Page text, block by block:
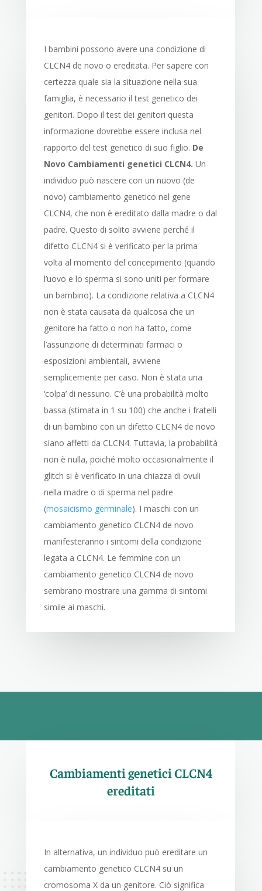
I bambini possono avere una condizione di
CLCN4 de novo o ereditata. Per sapere con
certezza quale sia la situazione nella sua
famiglia, è necessario il test genetico dei
genitori. Dopo il test dei genitori questa
informazione dovrebbe essere inclusa nel
rapporto del test genetico di suo figlio. De
Novo Cambiamenti genetici CLCN4. Un
individuo può nascere con un nuovo (de
novo) cambiamento genetico nel gene
CLCN4, che non è ereditato dalla madre o dal
padre. Questo di solito avviene perché il
difetto CLCN4 si è verificato per la prima
volta al momento del concepimento (quando
l’uovo e lo sperma si sono uniti per formare
un bambino). La condizione relativa a CLCN4
non è stata causata da qualcosa che un
genitore ha fatto o non ha fatto, come
l’assunzione di determinati farmaci o
esposizioni ambientali, avviene
semplicemente per caso. Non è stata una
‘colpa’ di nessuno. C’è una probabilità molto
bassa (stimata in 1 su 100) che anche i fratelli
di un bambino con un difetto CLCN4 de novo
siano affetti da CLCN4. Tuttavia, la probabilità
non è nulla, poiché molto occasionalmente il
glitch si è verificato in una chiazza di ovuli
nella madre o di sperma nel padre
(mosaicismo germinale). I maschi con un
cambiamento genetico CLCN4 de novo
manifesteranno i sintomi della condizione
legata a CLCN4. Le femmine con un
cambiamento genetico CLCN4 de novo
sembrano mostrare una gamma di sintomi
simile ai maschi.
Cambiamenti genetici CLCN4
ereditati
In alternativa, un individuo può ereditare un
cambiamento genetico CLCN4 su un
cromosoma X da un genitore. Ciò significa